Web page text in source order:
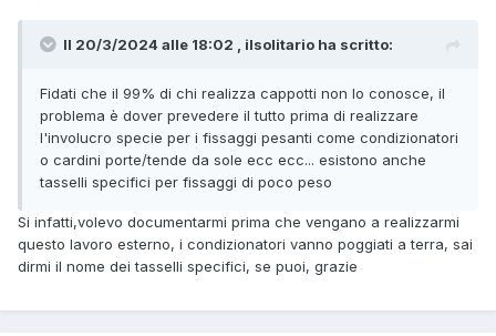
Il 20/3/2024 alle 18:02 , ilsolitario ha scritto:
Fidati che il 99% di chi realizza cappotti non lo conosce, il
problema è dover prevedere il tutto prima di realizzare
l'involucro specie per i fissaggi pesanti come condizionatori
o cardini porte/tende da sole ecc ecc... esistono anche
tasselli specifici per fissaggi di poco peso
Si infatti,volevo documentarmi prima che vengano a realizzarmi
questo lavoro esterno, i condizionatori vanno poggiati a terra, sai
dirmi il nome dei tasselli specifici, se puoi, grazie